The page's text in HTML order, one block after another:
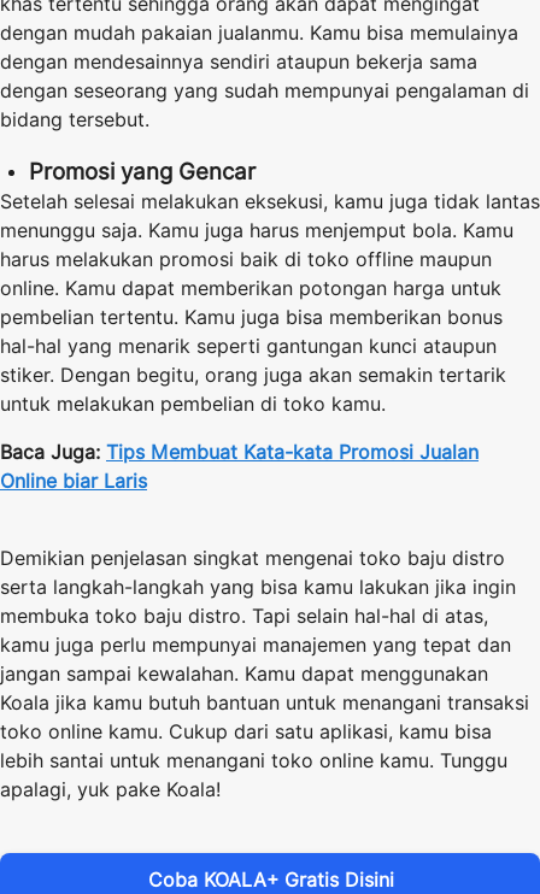
dengan mudah pakaian jualanmu. Kamu bisa memulainya
dengan mendesainnya sendiri ataupun bekerja sama
dengan seseorang yang sudah mempunyai pengalaman di
bidang tersebut.
Promosi yang Gencar
Setelah selesai melakukan eksekusi, kamu juga tidak lantas
menunggu saja. Kamu juga harus menjemput bola. Kamu
harus melakukan promosi baik di toko offline maupun
online. Kamu dapat memberikan potongan harga untuk
pembelian tertentu. Kamu juga bisa memberikan bonus
hal-hal yang menarik seperti gantungan kunci ataupun
stiker. Dengan begitu, orang juga akan semakin tertarik
untuk melakukan pembelian di toko kamu.
Baca Juga: Tips Membuat Kata-kata Promosi Jualan
Online biar Laris
Demikian penjelasan singkat mengenai toko baju distro
serta langkah-langkah yang bisa kamu lakukan jika ingin
membuka toko baju distro. Tapi selain hal-hal di atas,
kamu juga perlu mempunyai manajemen yang tepat dan
jangan sampai kewalahan. Kamu dapat menggunakan
Koala jika kamu butuh bantuan untuk menangani transaksi
toko online kamu. Cukup dari satu aplikasi, kamu bisa
lebih santai untuk menangani toko online kamu. Tunggu
apalagi, yuk pake Koala!
Coba KOALA+ Gratis Disini